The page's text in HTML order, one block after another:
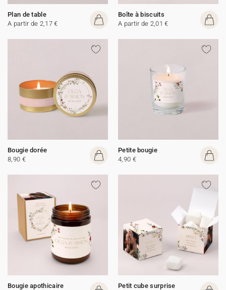
Plan de table
A partir de 2,17 €
Boîte à biscuits
A partir de 2,01 €
Bougie dorée
8,90 €
Petite bougie
4,90 €
Bougie apothicaire
Petit cube surprise